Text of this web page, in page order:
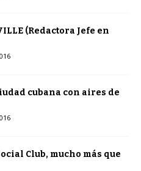
(Redactora Jefe en
cubana con aires de
Club, mucho más que